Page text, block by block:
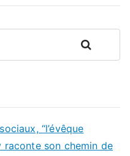
Rechercher
“l’évêque
raconte son chemin de